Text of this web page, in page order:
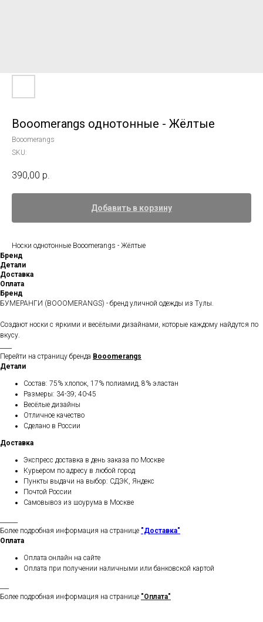
Booomerangs однотонные - Жёлтые
Booomerangs
SKU:
390,00 р.
Добавить в корзину
Носки однотонные Booomerangs - Жёлтые
Бренд
Детали
Доставка
Оплата
Бренд
БУМЕРАНГИ (BOOOMERANGS) - бренд уличной одежды из Тулы.
Создают носки с яркими и весёлыми дизайнами, которые каждому найдутся по
вкусу.
Перейти на страницу бренда Booomerangs
Детали
Состав: 75% хлопок, 17% полиамид, 8% эластан
Размеры: 34-39; 40-45
Весёлые дизайны
Отличное качество
Сделано в России
Доставка
Экспресс доставка в день заказа по Москве
Курьером по адресу в любой город
Пункты выдачи на выбор: СДЭК, Яндекс
Почтой России
Самовывоз из шоурума в Москве
Более подробная информация на странице "Доставка"
Оплата
Оплата онлайн на сайте
Оплата при получении наличными или банковской картой
Более подробная информация на странице "Оплата"